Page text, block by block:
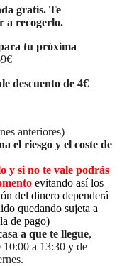
gratis. Te
a recogerlo.
tu próxima
descuento de 4€
anteriores)
el riesgo y el coste de
y si no te vale podrás
evitando así los
del dinero dependerá
quedando sujeta a
de pago)
a que te llegue,
10:00 a 13:30 y de